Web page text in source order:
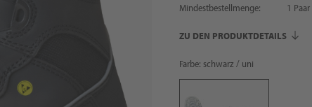
Mindestbestellmenge:
1 Paar
ZU DEN PRODUKTDETAILS
Farbe: schwarz / uni